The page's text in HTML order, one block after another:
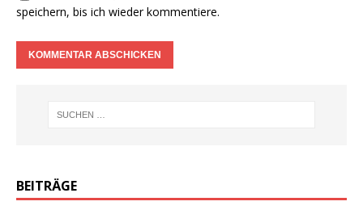
speichern, bis ich wieder kommentiere.
BEITRÄGE